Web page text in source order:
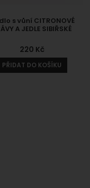
s vůní CITRONOVÉ
A JEDLE SIBIŘSKÉ
220 Kč
PŘIDAT DO KOŠÍKU